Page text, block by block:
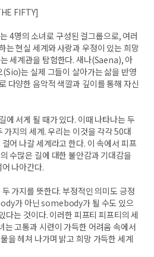
FIFTY]
4명의 소녀로 구성된 걸그룹으로, 여러
는 현실 세계와 사랑과 우정이 있는 희망
세계관을 탐험한다. 새나(Saena), 아
는 실제 그들이 살아가는 삶을 반영
다양한 음악적 색깔과 깊이를 통해 자신
에 서게 될 때가 있다. 이때 나타나는 두
가지의 세계. 우리는 이것을 각각 50대
어 나갈 세계라고 한다. 이 속에서 피프
수많은 길에 대한 불안감과 기대감을
나아간다.
가지를 뜻한다. 부정적인 의미도 긍정
가 아닌 somebody가 될 수도 있으
다는 것이다. 이러한 피프티 피프티의 세
는 고통과 시련이 가득한 어려움 속에서
을 헤쳐 나가며 밝고 희망 가득한 세계